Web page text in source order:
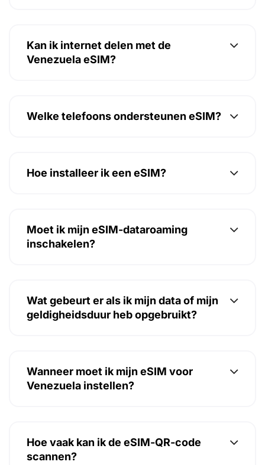
Kan ik internet delen met de
Venezuela eSIM?
Welke telefoons ondersteunen eSIM?
Hoe installeer ik een eSIM?
Moet ik mijn eSIM-dataroaming
inschakelen?
Wat gebeurt er als ik mijn data of mijn
geldigheidsduur heb opgebruikt?
Wanneer moet ik mijn eSIM voor
Venezuela instellen?
Hoe vaak kan ik de eSIM-QR-code
scannen?